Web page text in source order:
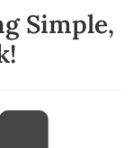
Simple,